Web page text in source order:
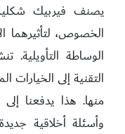
يصنف فيربيك
الوساطة التأويلية.
التقنية إلى الخيارات
منها. هذا يدفعنا
وأسئلة أخلاقية